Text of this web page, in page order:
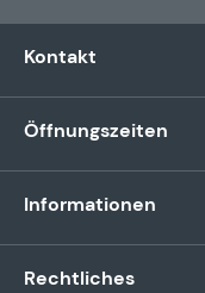
Kontakt
Öffnungszeiten
Informationen
Rechtliches